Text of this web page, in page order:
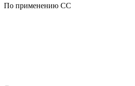
По применению CC